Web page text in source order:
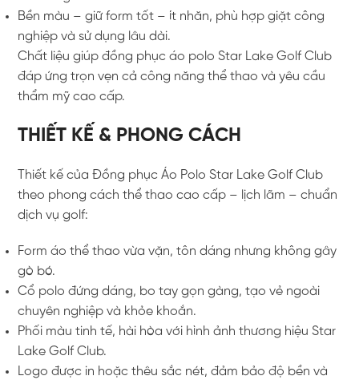
Bền màu – giữ form tốt – ít nhăn, phù hợp giặt công
nghiệp và sử dụng lâu dài.
Chất liệu giúp đồng phục áo polo Star Lake Golf Club
đáp ứng trọn vẹn cả công năng thể thao và yêu cầu
thẩm mỹ cao cấp.
THIẾT KẾ & PHONG CÁCH
Thiết kế của Đồng phục Áo Polo Star Lake Golf Club
theo phong cách thể thao cao cấp – lịch lãm – chuẩn
dịch vụ golf:
Form áo thể thao vừa vặn, tôn dáng nhưng không gây
gò bó.
Cổ polo đứng dáng, bo tay gọn gàng, tạo vẻ ngoài
chuyên nghiệp và khỏe khoắn.
Phối màu tinh tế, hài hòa với hình ảnh thương hiệu Star
Lake Golf Club.
Logo được in hoặc thêu sắc nét, đảm bảo độ bền và